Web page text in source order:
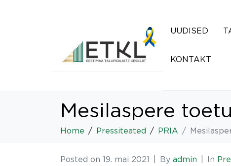
UUDISED
KONTAKT
Mesilaspere
Home Pressiteated PRIA
Posted on 19. mai 2021 By admin In